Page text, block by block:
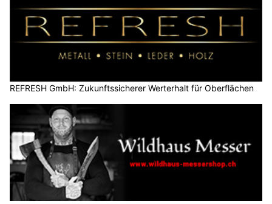
REFRESH GmbH: Zukunftssicherer Werterhalt für Oberflächen